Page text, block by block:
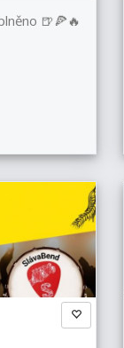
🍺🍕🔥